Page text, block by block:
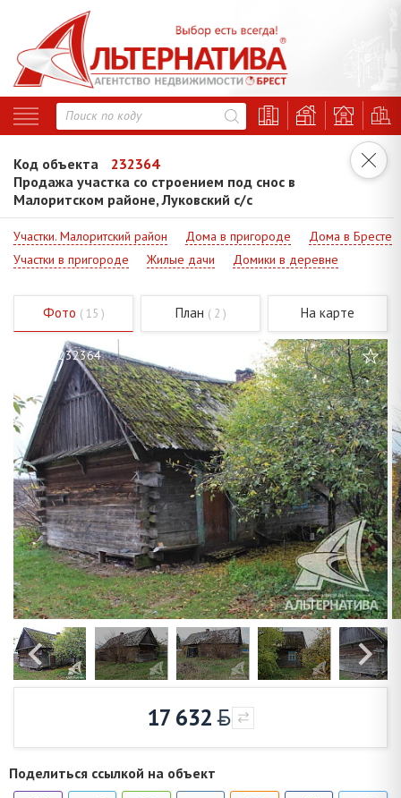
Код объекта
232364
Продажа участка со строением под снос в
Малоритском районе, Луковский с/с
Участки. Малоритский район Дома в пригороде
Дома в Бресте
Участки в пригороде
Жилые дачи Домики в деревне
Фото ( 15 ) План ( 2 ) На карте
Код - 232364
17 632
Поделиться ссылкой на объект